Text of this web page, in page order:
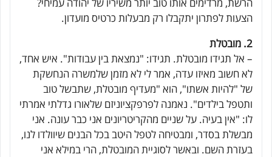
הצעות לפתרון יתקבלו רק מבעלות כרטיס מועדון.
2. מובטלת
– אל תגידו מובטלת. תגידו: "נמצאת בין עבודות". איש אחד,
לא חשוב מאיזו עדה, אמר לי לא מזמן שלמשרה הנחשקת
של "להיות אשתו", הוא "מעדיף מובטלת, שתבשל טוב
ותטפל בילדים". נאמנה לפרפקציוניזם שלאורו גדלתי אמרתי
לו: "אין בעיה. על שניים מהקריטריונים אני כבר עונה. אני
מבשלת בסדר, ומבטיחה לטפל היטב בכל הבנים שיוולדו לנו,
בעזרת השם. ובאשר לסוגיית המובטלת, הרי במילא אני